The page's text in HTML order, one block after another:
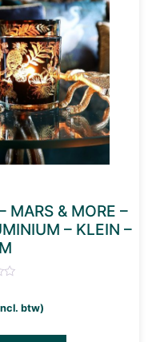
MARS & MORE –
– KLEIN –
btw)